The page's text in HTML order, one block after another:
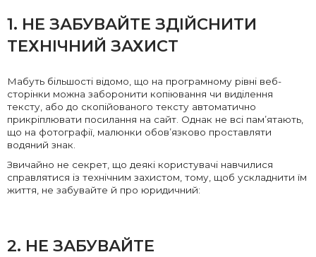
1. НЕ ЗАБУВАЙТЕ ЗДІЙСНИТИ
ТЕХНІЧНИЙ ЗАХИСТ
Мабуть більшості відомо, що на програмному рівні веб-
сторінки можна заборонити копіювання чи виділення
тексту, або до скопійованого тексту автоматично
прикріплювати посилання на сайт. Однак не всі пам’ятають,
що на фотографії, малюнки обов’язково проставляти
водяний знак.
Звичайно не секрет, що деякі користувачі навчилися
справлятися із технічним захистом, тому, щоб ускладнити їм
життя, не забувайте й про юридичний:
2. НЕ ЗАБУВАЙТЕ